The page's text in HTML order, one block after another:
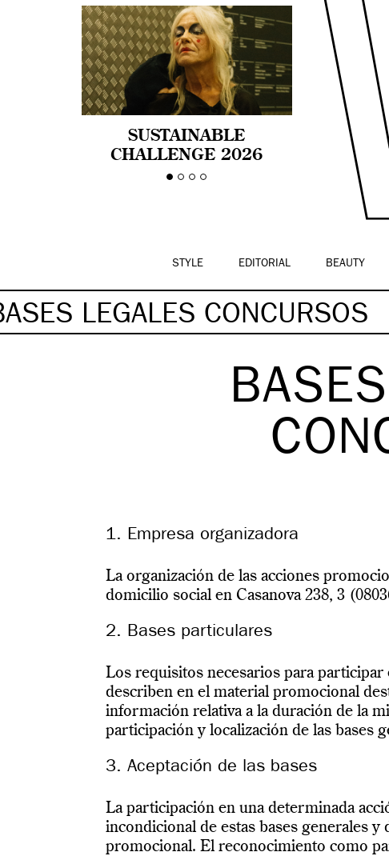
SUSTAINABLE
CHALLENGE 2026
CELEBRA LA
STYLE EDITORIAL BEAUTY
LEGALES CONCURSOS
1. Empresa organizadora
La organización de las acciones
domicilio social en Casanova 238, 3
2. Bases particulares
Los requisitos necesarios para
describen en el material promocional
información relativa a la duración de la
participación y localización de las bases
3. Aceptación de las bases
La participación en una determinada
incondicional de estas bases generales y
promocional. El reconocimiento como